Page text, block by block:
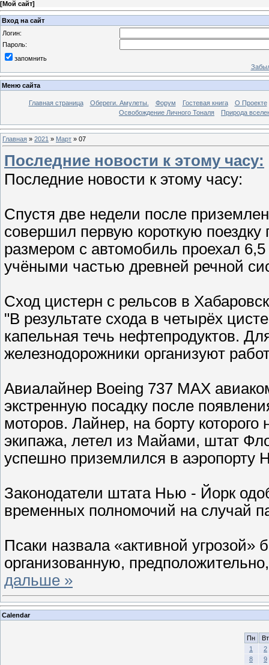
[Мой сайт]
Вход на сайт
Логин:
Пароль:
запомнить
Меню сайта
Главная страница Обереги. Амулеты. Форум Гостевая книга
О Проекте
Освобождение Личного Тоналя
Природа
Главная » 2021 » Март » 07
Последние новости к этому часу:
Последние новости к этому часу:
Спустя две недели после
совершил первую короткую
размером с автомобиль проехал
учёными частью древней речной
Сход цистерн с рельсов в
"В результате схода в четырёх
капельная течь нефтепродуктов.
железнодорожники организуют
Авиалайнер Boeing 737 MAX
экстренную посадку после
моторов. Лайнер, на борту
экипажа, летел из Майами, штат
успешно приземлился в аэропорту
Законодатели штата Нью - Йорк
временных полномочий на случай
Псаки назвала «активной угрозой»
организованную,
дальше »
Calendar
Пн
Вт
1
2
8
9